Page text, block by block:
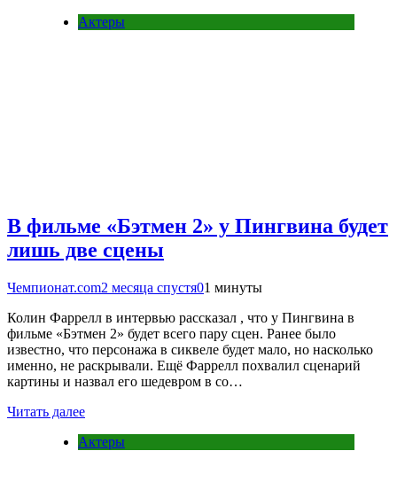
Актеры
В фильме «Бэтмен 2» у Пингвина будет
лишь две сцены
Чемпионат.com2 месяца спустя01 минуты
Колин Фаррелл в интервью рассказал , что у Пингвина в
фильме «Бэтмен 2» будет всего пару сцен. Ранее было
известно, что персонажа в сиквеле будет мало, но насколько
именно, не раскрывали. Ещё Фаррелл похвалил сценарий
картины и назвал его шедевром в со…
Читать далее
Актеры